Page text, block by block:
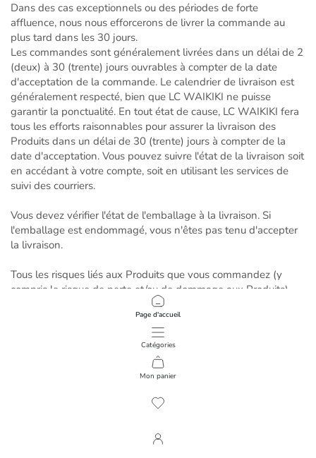
Page d'accueil
Catégories
Mon panier
Dans des cas exceptionnels ou des périodes de forte
affluence, nous nous efforcerons de livrer la commande au
plus tard dans les 30 jours.
Les commandes sont généralement livrées dans un délai de 2
(deux) à 30 (trente) jours ouvrables à compter de la date
d'acceptation de la commande. Le calendrier de livraison est
généralement respecté, bien que LC WAIKIKI ne puisse
garantir la ponctualité. En tout état de cause, LC WAIKIKI fera
tous les efforts raisonnables pour assurer la livraison des
Produits dans un délai de 30 (trente) jours à compter de la
date d'acceptation. Vous pouvez suivre l'état de la livraison soit
en accédant à votre compte, soit en utilisant les services de
suivi des courriers.
Vous devez vérifier l'état de l'emballage à la livraison. Si
l'emballage est endommagé, vous n'êtes pas tenu d'accepter
la livraison.
Tous les risques liés aux Produits que vous commandez (y
compris le risque de perte et/ou de dommage aux Produits)
vous seront transférés lorsque vous ou un tiers désigné,
chargé ou autorisé par vous prendra physiquement possession
du Produit à la livraison. La propriété du produit ne vous sera
pas transférée tant que nous n'aurons pas reçu le paiement
défaut de livraison des Produits si le retard ou le défaut est
indépendantes de notre volonté.